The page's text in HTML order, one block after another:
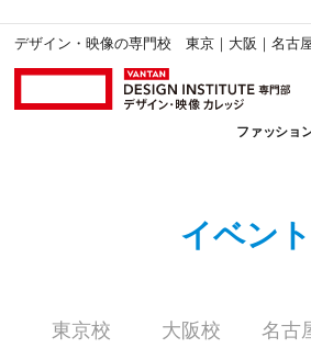
デザイン・映像の専門校 東京｜大阪｜名古
ファッショ
イベント
東京校 大阪校 名古